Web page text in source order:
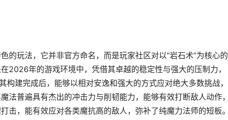
的玩法，它并非官方命名，而是玩家社区对以“岩石术”为核心的
2026年的游戏环境中，凭借其卓越的稳定性与强大的压制力，
构建完成后，能够以相对安逸和强大的方式应对绝大多数挑战，
法普遍具有杰出的冲击力与削韧能力，能够有效打断敌人动作，
击，能有效应对各类魔抗高的敌人，弥补了纯魔力法师的短板。